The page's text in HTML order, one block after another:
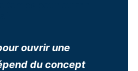
ouvrir une
du concept